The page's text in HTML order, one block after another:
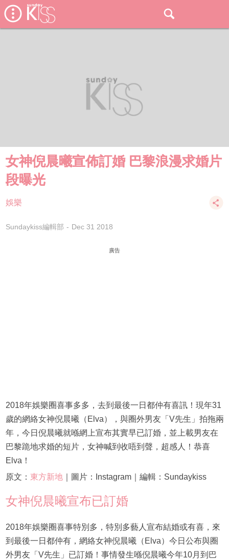
女神倪晨曦宣佈訂婚 巴黎浪漫求婚片
段曝光
娛樂
Sundaykiss編輯部 Dec 31 2018
廣告
2018年娛樂圈喜事多多，去到最後一日都仲有喜訊！現年31
歲的網絡女神倪晨曦（Elva），與圈外男友「V先生」拍拖兩
年，今日倪晨曦就喺網上宣布其實早已訂婚，並上載男友在
巴黎跪地求婚的短片，女神喊到收唔到聲，超感人！恭喜
Elva！
原文： 東方新地｜圖片：Instagram｜編輯：Sundaykiss
女神倪晨曦宣布已訂婚
2018年娛樂圈喜事特別多，特別多藝人宣布結婚或有喜，來
到最後一日都仲有，網絡女神倪晨曦（Elva）今日公布與圈
外男友「V先生」已訂婚！事情發生喺倪晨曦今年10月到巴